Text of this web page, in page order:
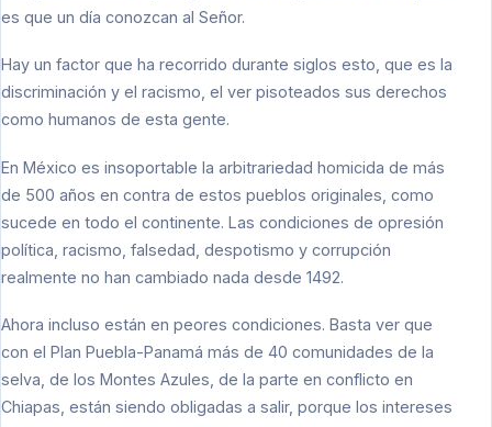
es que un día conozcan al Señor.
Hay un factor que ha recorrido durante siglos esto, que es la
discriminación y el racismo, el ver pisoteados sus derechos
como humanos de esta gente.
En México es insoportable la arbitrariedad homicida de más
de 500 años en contra de estos pueblos originales, como
sucede en todo el continente. Las condiciones de opresión
política, racismo, falsedad, despotismo y corrupción
realmente no han cambiado nada desde 1492.
Ahora incluso están en peores condiciones. Basta ver que
con el Plan Puebla-Panamá más de 40 comunidades de la
selva, de los Montes Azules, de la parte en conflicto en
Chiapas, están siendo obligadas a salir, porque los intereses